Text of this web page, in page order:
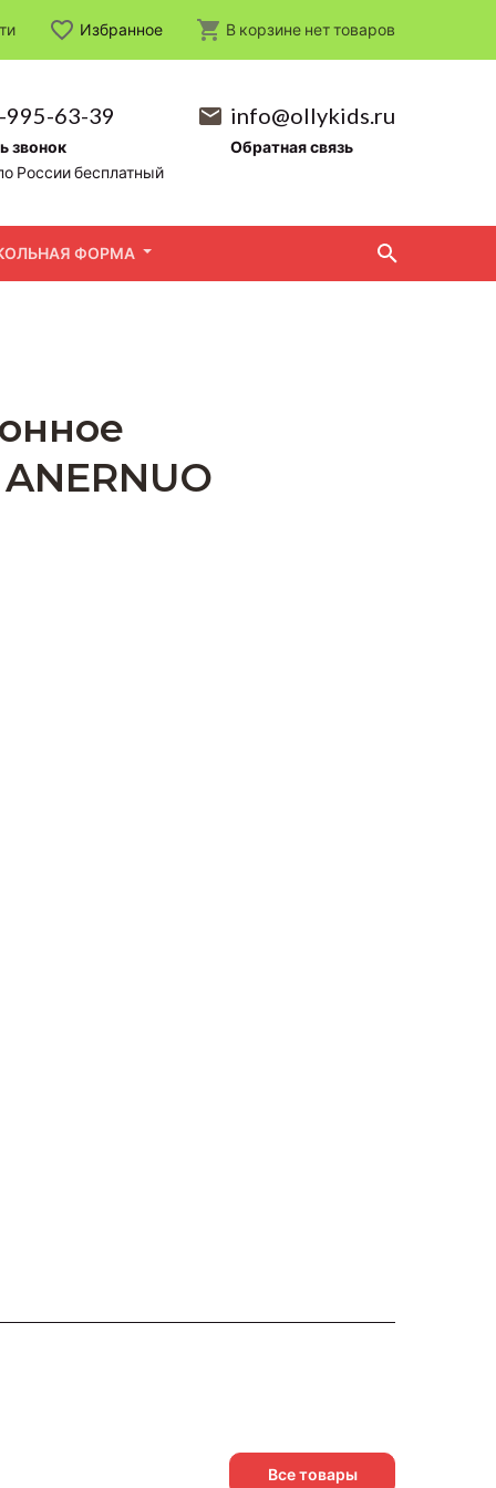
995-63-39
звонок
России бесплатный
info@ollykids.ru
Обратная связь
ФОРМА
Избранное В корзине неттоваров
Все товары